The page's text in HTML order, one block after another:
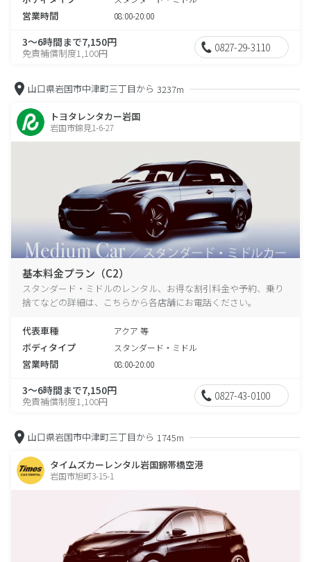
営業時間 08:00-20:00
3～6時間まで7,150円
免責補償制度1,100円 0827-29-3110
山口県岩国市中津町三丁目から 3237m
トヨタレンタカー岩国
岩国市錦見1-6-27
基本料金プラン（C2）
スタンダード・ミドルのレンタル、お得な割引料金や予約、乗り
捨てなどの詳細は、こちらから各店舗にお電話ください。
代表車種 アクア 等
ボディタイプ スタンダード・ミドル
営業時間 08:00-20:00
3～6時間まで7,150円
免責補償制度1,100円 0827-43-0100
山口県岩国市中津町三丁目から 1745m
タイムズカーレンタル岩国錦帯橋空港
岩国市旭町3-15-1